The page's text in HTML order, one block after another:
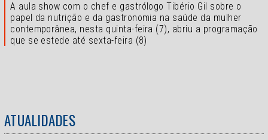
A aula show com o chef e gastrólogo Tibério Gil sobre o
papel da nutrição e da gastronomia na saúde da mulher
contemporânea, nesta quinta-feira (7), abriu a programação
que se estede até sexta-feira (8)
ATUALIDADES